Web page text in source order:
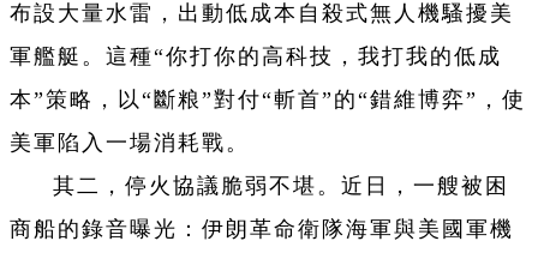
布設大量水雷，出動低成本自殺式無人機騷擾美
軍艦艇。這種“你打你的高科技，我打我的低成
本”策略，以“斷粮”對付“斬首”的“錯維博弈”，使
美軍陷入一場消耗戰。
其二，停火協議脆弱不堪。近日，一艘被困
商船的錄音曝光：伊朗革命衛隊海軍與美國軍機